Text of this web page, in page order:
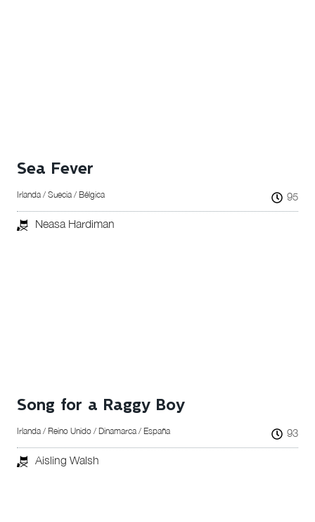
Sea Fever
Irlanda / Suecia / Bélgica 95
Neasa Hardiman
Song for a Raggy Boy
Irlanda / Reino Unido / Dinamarca / España 93
Aisling Walsh